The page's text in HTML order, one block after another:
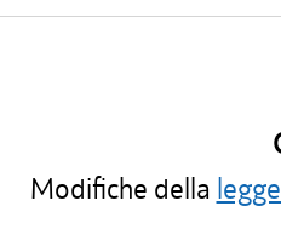
Modifiche della